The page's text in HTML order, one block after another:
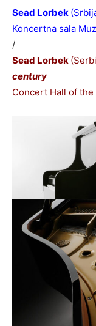
Sead Lorbek
Koncertna sala
/
Sead Lorbek
century
Concert Hall of the